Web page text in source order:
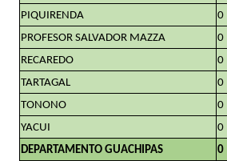
PIQUIRENDA
0
PROFESOR SALVADOR MAZZA
0
RECAREDO
0
TARTAGAL
0
TONONO
0
YACUI
0
DEPARTAMENTO GUACHIPAS
0